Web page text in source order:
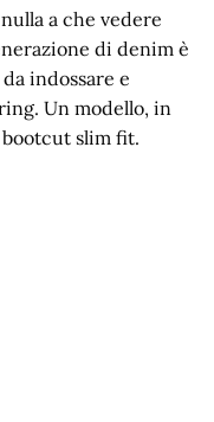
a che vedere
di denim è
indossare e
Un modello, in
slim fit.